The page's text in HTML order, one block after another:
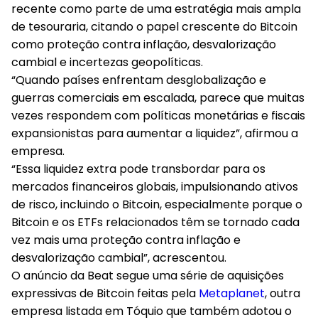
recente como parte de uma estratégia mais ampla
de tesouraria, citando o papel crescente do Bitcoin
como proteção contra inflação, desvalorização
cambial e incertezas geopolíticas.
“Quando países enfrentam desglobalização e
guerras comerciais em escalada, parece que muitas
vezes respondem com políticas monetárias e fiscais
expansionistas para aumentar a liquidez”, afirmou a
empresa.
“Essa liquidez extra pode transbordar para os
mercados financeiros globais, impulsionando ativos
de risco, incluindo o Bitcoin, especialmente porque o
Bitcoin e os ETFs relacionados têm se tornado cada
vez mais uma proteção contra inflação e
desvalorização cambial”, acrescentou.
O anúncio da Beat segue uma série de aquisições
expressivas de Bitcoin feitas pela Metaplanet, outra
empresa listada em Tóquio que também adotou o